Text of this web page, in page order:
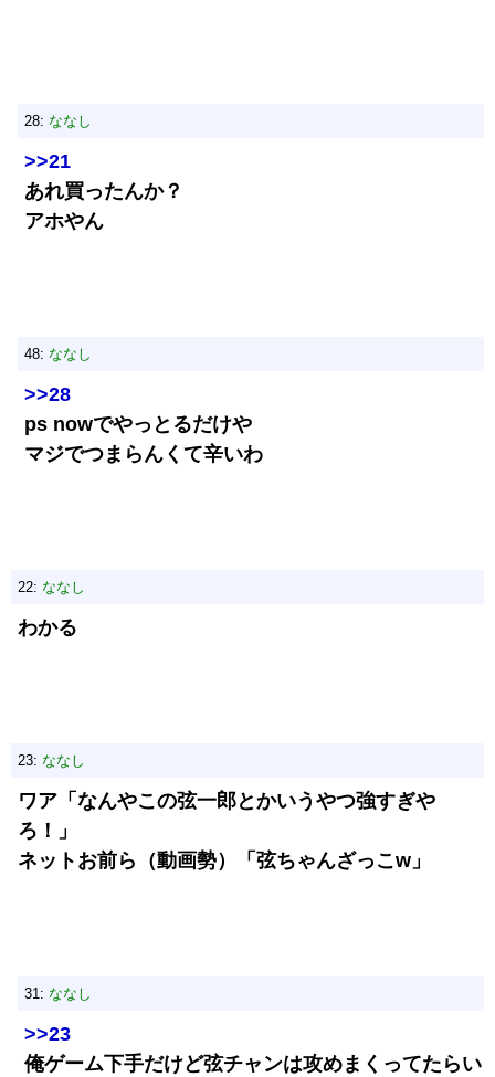
28: ななし
>>21
あれ買ったんか？
アホやん
48: ななし
>>28
ps nowでやっとるだけや
マジでつまらんくて辛いわ
22: ななし
わかる
23: ななし
ワア「なんやこの弦一郎とかいうやつ強すぎや
ろ！」
ネットお前ら（動画勢）「弦ちゃんざっこw」
31: ななし
>>23
俺ゲーム下手だけど弦チャンは攻めまくってたらい